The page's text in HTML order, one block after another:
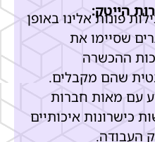
הייטק:
פונות אלינו באופן
שסיימו את
ההכשרה
שהם מקבלים.
עם מאות חברות
כישרונות איכותיים
העבודה.